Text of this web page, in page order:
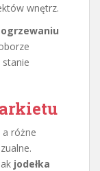
wnętrz.
a różne
jodełka